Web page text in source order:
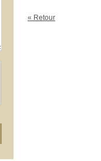
« Retour